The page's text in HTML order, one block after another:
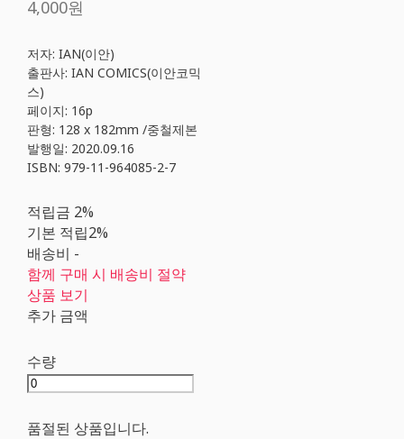
4,000원
저자: IAN(이안)
출판사: IAN COMICS(이안코믹
스)
페이지: 16p
판형: 128 x 182mm /중철제본
발행일: 2020.09.16
ISBN: 979-11-964085-2-7
적립금 2%
기본 적립2%
배송비 -
함께 구매 시 배송비 절약
상품 보기
추가 금액
수량
품절된 상품입니다.